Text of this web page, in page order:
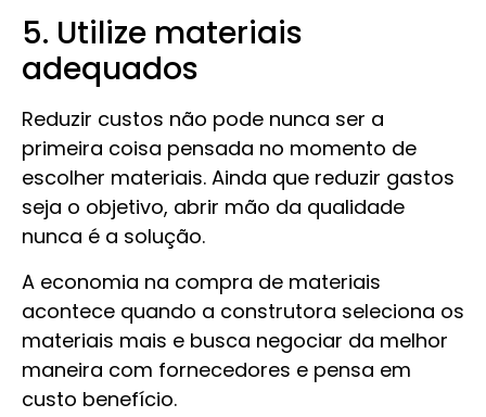
5. Utilize materiais
adequados
Reduzir custos não pode nunca ser a
primeira coisa pensada no momento de
escolher materiais. Ainda que reduzir gastos
seja o objetivo, abrir mão da qualidade
nunca é a solução.
A economia na compra de materiais
acontece quando a construtora seleciona os
materiais mais e busca negociar da melhor
maneira com fornecedores e pensa em
custo benefício.